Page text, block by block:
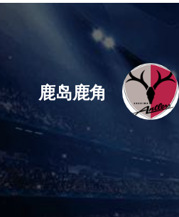
NBL
意甲
西甲
鹿岛鹿角